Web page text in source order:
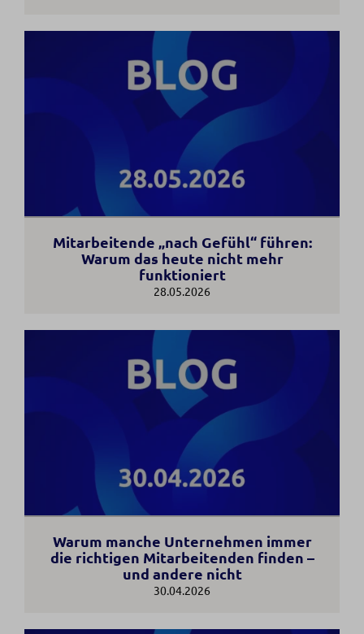
Mitarbeitende „nach Gefühl“ führen:
Warum das heute nicht mehr
funktioniert
28.05.2026
Warum manche Unternehmen immer
die richtigen Mitarbeitenden finden –
und andere nicht
30.04.2026